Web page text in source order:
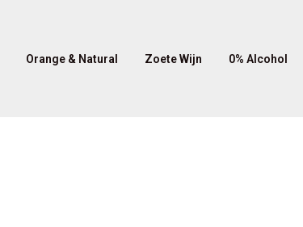
Orange & Natural Zoete Wijn 0% Alcohol